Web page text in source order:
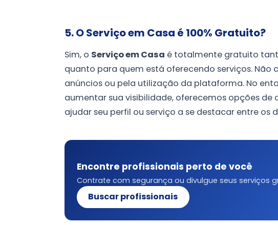
5. O Serviço em Casa é 100% Gratuito?
Sim, o Serviço em Casa é totalmente gratuito
quanto para quem está oferecendo serviços. Não
anúncios ou pela utilização da plataforma. No
aumentar sua visibilidade, oferecemos opções de
ajudar seu perfil ou serviço a se destacar entre os
Encontre profissionais perto de você
Contrate com segurança ou divulgue seus serviços
Buscar profissionais